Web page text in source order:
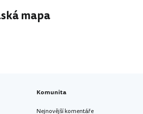
mapa
Komunita
Nejnovější komentáře